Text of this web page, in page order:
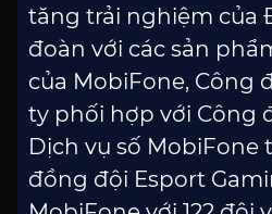
tăng trải nghiệm của
đoàn với các sản
của MobiFone, Công
ty phối hợp với Công
Dịch vụ số MobiFone
đồng đội Esport